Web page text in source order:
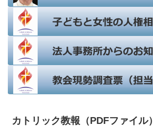
カトリック教報（PDFファイル）